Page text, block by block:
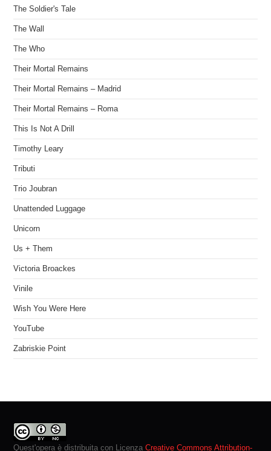
The Soldier's Tale
The Wall
The Who
Their Mortal Remains
Their Mortal Remains – Madrid
Their Mortal Remains – Roma
This Is Not A Drill
Timothy Leary
Tributi
Trio Joubran
Unattended Luggage
Unicorn
Us + Them
Victoria Broackes
Vinile
Wish You Were Here
YouTube
Zabriskie Point
Quest'opera è distribuita con LicenzaCreative Commons Attribution-